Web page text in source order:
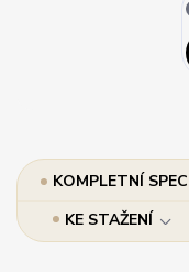
KOMPLETNÍ
KE STAŽENÍ